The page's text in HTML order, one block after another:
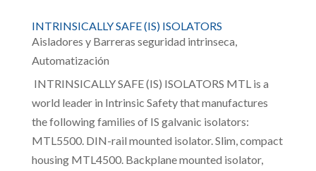
INTRINSICALLY SAFE (IS) ISOLATORS
Aisladores y Barreras seguridad intrinseca,
Automatización
INTRINSICALLY SAFE (IS) ISOLATORS MTL is a
world leader in Intrinsic Safety that manufactures
the following families of IS galvanic isolators:
MTL5500. DIN-rail mounted isolator. Slim, compact
housing MTL4500. Backplane mounted isolator,